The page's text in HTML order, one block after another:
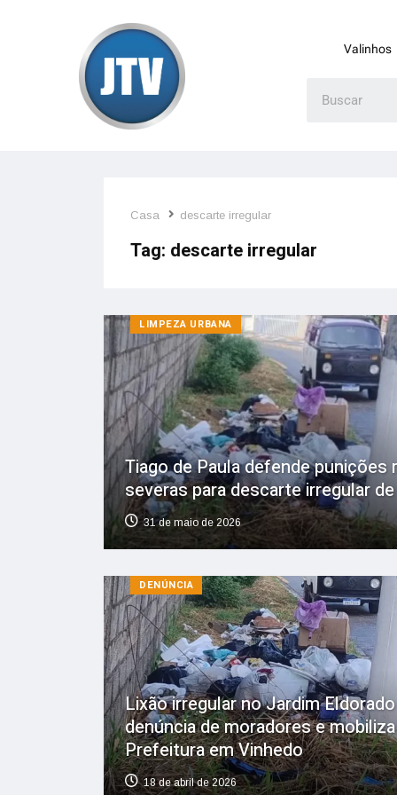
Valinhos
Casa descarte irregular
Tag: descarte irregular
LIMPEZA URBANA
Tiago de Paula defende punições
severas para descarte irregular
31 de maio de 2026
DENÚNCIA
Lixão irregular no Jardim
denúncia de moradores e mobiliza
Prefeitura em Vinhedo
18 de abril de 2026